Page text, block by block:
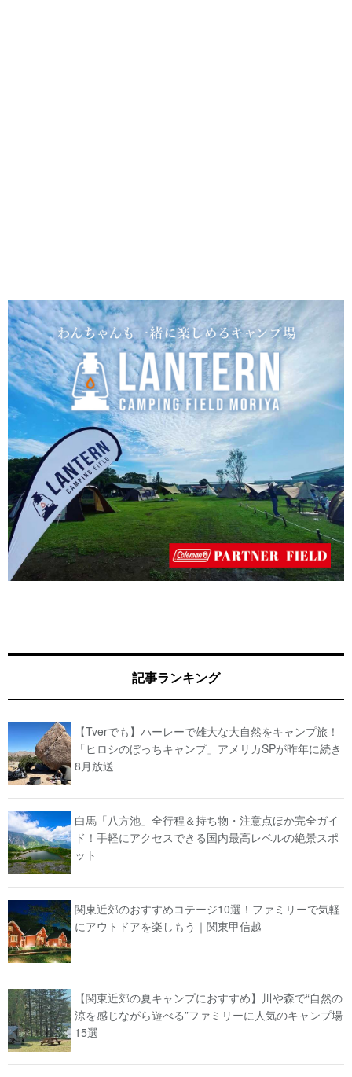
記事ランキング
【Tverでも】ハーレーで雄大な大自然をキャンプ旅！
「ヒロシのぼっちキャンプ」アメリカSPが昨年に続き
8月放送
白馬「八方池」全行程＆持ち物・注意点ほか完全ガイ
ド！手軽にアクセスできる国内最高レベルの絶景スポ
ット
関東近郊のおすすめコテージ10選！ファミリーで気軽
にアウトドアを楽しもう｜関東甲信越
【関東近郊の夏キャンプにおすすめ】川や森で“自然の
涼を感じながら遊べる”ファミリーに人気のキャンプ場
15選